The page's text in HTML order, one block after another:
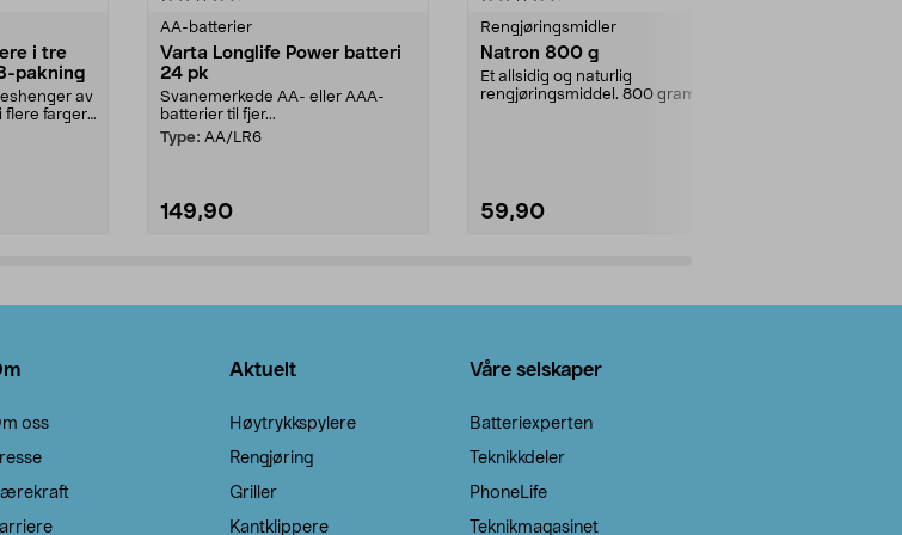
i tre
pakning
av
flere farger.
AA-batterier
Varta Longlife Power batteri
24 pk
Svanemerkede AA- eller AAA-
batterier til fjer...
Type: AA/LR6
149,90
Rengjøringsmidler
Natron 800 g
Et allsidig og naturlig
rengjøringsmiddel. 800 gram
59,90
oss
Aktuelt
Høytrykkspylere
Rengjøring
Griller
Kantklippere
Våre selskaper
Batteriexperten
Teknikkdeler
PhoneLife
Teknikmagasinet